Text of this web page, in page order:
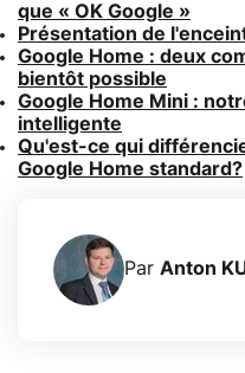
que « OK Google »
Présentation de
Google Home : deux
bientôt possible
Google Home Mini :
intelligente
Qu'est-ce qui
Google Home standard?
Par Anton